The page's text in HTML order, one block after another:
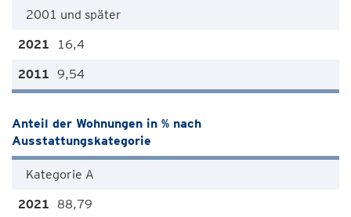
2001 und später
16,4
9,54
Anteil der Wohnungen in % nach
Ausstattungskategorie
Kategorie A
88,79